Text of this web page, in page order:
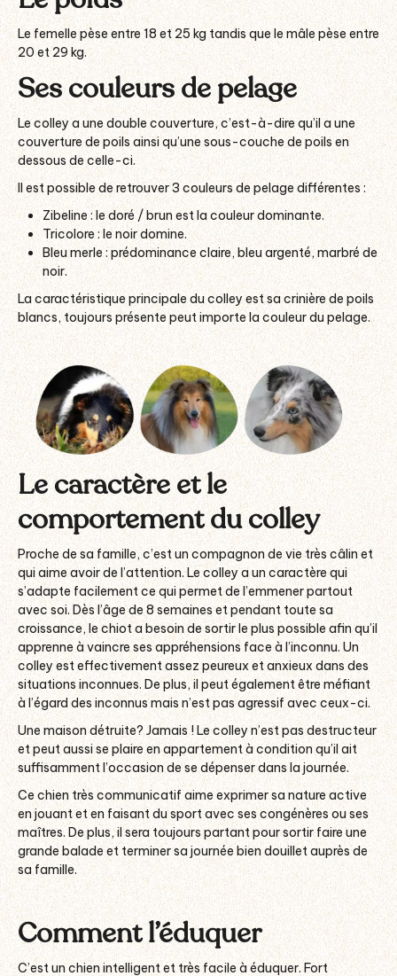
Le femelle pèse entre 18 et 25 kg tandis que le mâle pèse entre
20 et 29 kg.
Ses couleurs de pelage
Le colley a une double couverture, c’est-à-dire qu’il a une
couverture de poils ainsi qu’une sous-couche de poils en
dessous de celle-ci.
Il est possible de retrouver 3 couleurs de pelage différentes :
Zibeline : le doré / brun est la couleur dominante.
Tricolore : le noir domine.
Bleu merle : prédominance claire, bleu argenté, marbré de
noir.
La caractéristique principale du colley est sa crinière de poils
blancs, toujours présente peut importe la couleur du pelage.
Le caractère et le
comportement du colley
Proche de sa famille, c’est un compagnon de vie très câlin et
qui aime avoir de l’attention. Le colley a un caractère qui
s’adapte facilement ce qui permet de l’emmener partout
avec soi. Dès l’âge de 8 semaines et pendant toute sa
croissance, le chiot a besoin de sortir le plus possible afin qu’il
apprenne à vaincre ses appréhensions face à l’inconnu. Un
colley est effectivement assez peureux et anxieux dans des
situations inconnues. De plus, il peut également être méfiant
à l’égard des inconnus mais n’est pas agressif avec ceux-ci.
Une maison détruite? Jamais ! Le colley n’est pas destructeur
et peut aussi se plaire en appartement à condition qu’il ait
suffisamment l’occasion de se dépenser dans la journée.
Ce chien très communicatif aime exprimer sa nature active
en jouant et en faisant du sport avec ses congénères ou ses
maîtres. De plus, il sera toujours partant pour sortir faire une
grande balade et terminer sa journée bien douillet auprès de
sa famille.
Comment l’éduquer
C’est un chien intelligent et très facile à éduquer. Fort